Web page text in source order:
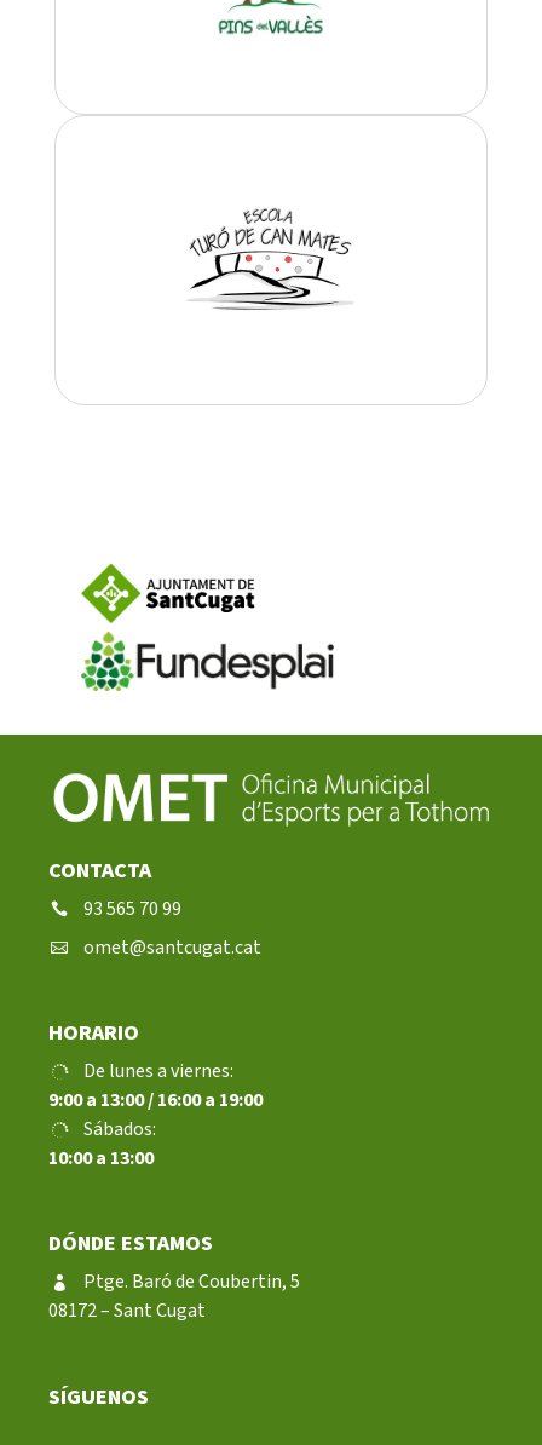
CONTACTA
93 565 70 99
omet@santcugat.cat
HORARIO
De lunes a viernes:
9:00 a 13:00 / 16:00 a 19:00
Sábados:
10:00 a 13:00
DÓNDE ESTAMOS
Ptge. Baró de Coubertin, 5
08172 – Sant Cugat
SÍGUENOS